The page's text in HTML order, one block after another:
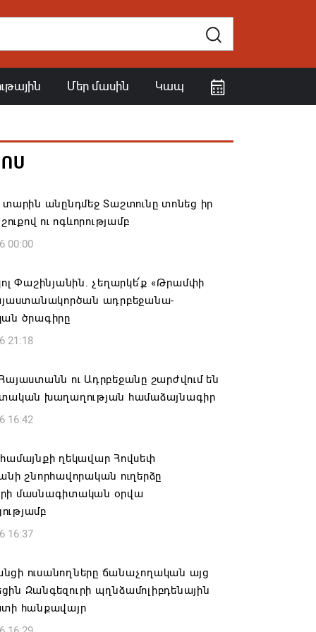
Մեր մասին Կապ
տարին անընդմեջ Տաշտունը տոնեց իր
ու ոգևորությամբ
00:00
Փաշինյանին. չեղարկե՛ք «Թրամփի
ադրբեջանա-
ծրագիրը
21:18
ու Ադրբեջանը շարժվում են
խաղաղության համաձայնագիր
16:42
ղեկավար Հովսեփ
շնորհավորական ուղերձը
մասնագիտական օրվա
16:37
ուսանողները ճանաչողական այց
Զանգեզուրի պղնձամոլիբդենային
հանքավայր